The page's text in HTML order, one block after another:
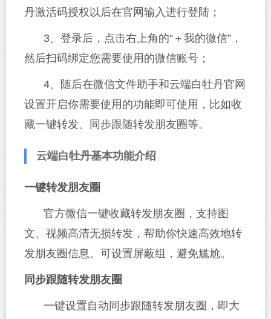
丹激活码授权以后在官网输入进行登陆；
3、登录后，点击右上角的“＋我的微信”，
然后扫码绑定您需要使用的微信账号；
4、随后在微信文件助手和云端白牡丹官网
设置开启你需要使用的功能即可使用，比如收
藏一键转发、同步跟随转发朋友圈等。
云端白牡丹基本功能介绍
一键转发朋友圈
官方微信一键收藏转发朋友圈，支持图
文、视频高清无损转发，帮助你快速高效地转
发朋友圈信息。可设置屏蔽组，避免尴尬。
同步跟随转发朋友圈
一键设置自动同步跟随转发朋友圈，即大